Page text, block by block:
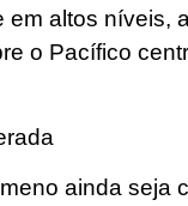
em altos níveis,
o Pacífico
ainda seja